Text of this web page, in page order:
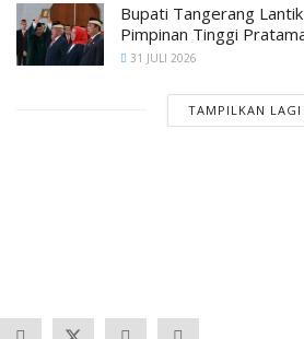
Bupati Tangerang
Pimpinan Tinggi
31 JULI 2026
TAMPILKAN LAGI